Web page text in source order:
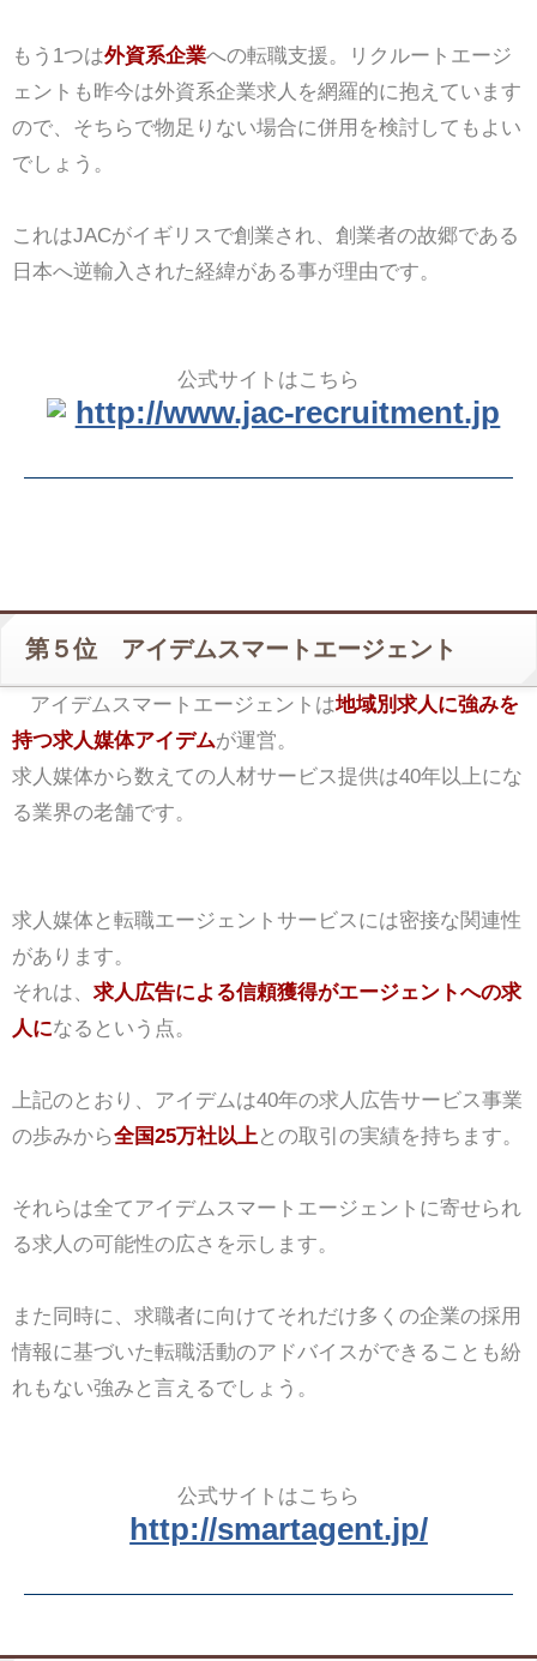
もう1つは外資系企業への転職支援。リクルートエージ
ェントも昨今は外資系企業求人を網羅的に抱えています
ので、そちらで物足りない場合に併用を検討してもよい
でしょう。
これはJACがイギリスで創業され、創業者の故郷である
日本へ逆輸入された経緯がある事が理由です。
公式サイトはこちら
http://www.jac-recruitment.jp
第５位 アイデムスマートエージェント
アイデムスマートエージェントは地域別求人に強みを
持つ求人媒体アイデムが運営。
求人媒体から数えての人材サービス提供は40年以上にな
る業界の老舗です。
求人媒体と転職エージェントサービスには密接な関連性
があります。
それは、 求人広告による信頼獲得がエージェントへの求
人になるという点。
上記のとおり、アイデムは40年の求人広告サービス事業
の歩みから全国25万社以上 との取引の実績を持ちます。
それらは全てアイデムスマートエージェントに寄せられ
る求人の可能性の広さを示します。
また同時に、求職者に向けてそれだけ多くの企業の採用
情報に基づいた転職活動のアドバイスができることも紛
れもない強みと言えるでしょう。
公式サイトはこちら
http://smartagent.jp/